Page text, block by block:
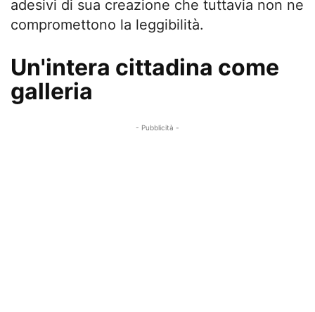
adesivi di sua creazione che tuttavia non ne
compromettono la leggibilità.
Un'intera cittadina come
galleria
- Pubblicità -